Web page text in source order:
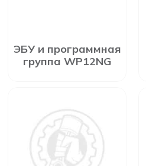
ЭБУ и программная
группа WP12NG